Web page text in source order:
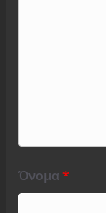
Όνομα*